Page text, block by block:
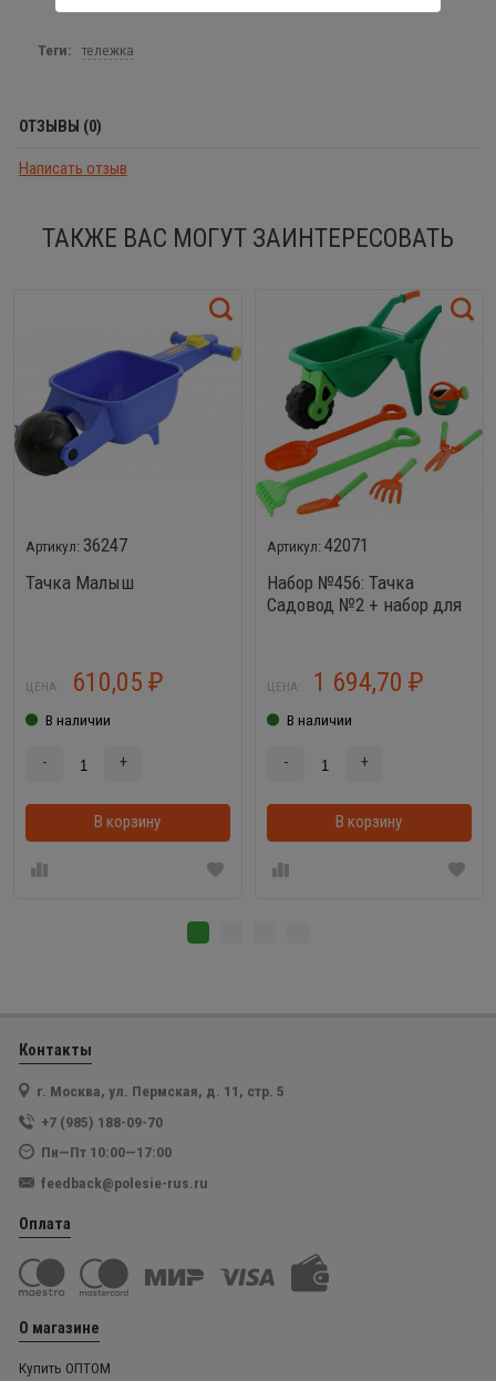
Теги: тележка
ОТЗЫВЫ (0)
Написать отзыв
ТАКЖЕ ВАС МОГУТ ЗАИНТЕРЕСОВАТЬ
36247
Тачка Малыш
ЦЕНА: 610,05 ₽
В наличии
- +
В корзину В корзинке
42071
Набор №456: Тачка
Садовод №2 + набор для
ЦЕНА: 1 694,70 ₽
В наличии
- +
В корзину
Контакты
г. Москва, ул. Пермская, д. 11, стр. 5
+7 (985) 188-09-70
Пн—Пт 10:00—17:00
feedback@polesie-rus.ru
Оплата
О магазине
Купить ОПТОМ